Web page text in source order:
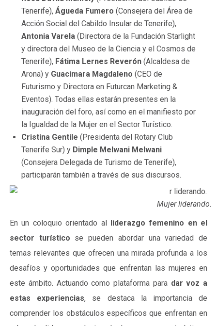
Tenerife), Águeda Fumero (Consejera del Área de
Acción Social del Cabildo Insular de Tenerife),
Antonia Varela (Directora de la Fundación Starlight
y directora del Museo de la Ciencia y el Cosmos de
Tenerife), Fátima Lernes Reverón (Alcaldesa de
Arona) y Guacimara Magdaleno (CEO de
Futurismo y Directora en Futurcan Marketing &
Eventos). Todas ellas estarán presentes en la
inauguración del foro, así como en el manifiesto por
la Igualdad de la Mujer en el Sector Turístico.
Cristina Gentile (Presidenta del Rotary Club
Tenerife Sur) y Dimple Melwani Melwani
(Consejera Delegada de Turismo de Tenerife),
participarán también a través de sus discursos.
Mujer liderando.
En un coloquio orientado al liderazgo femenino en el
sector turístico se pueden abordar una variedad de
temas relevantes que ofrecen una mirada profunda a los
desafíos y oportunidades que enfrentan las mujeres en
este ámbito. Actuando como plataforma para dar voz a
estas experiencias, se destaca la importancia de
comprender los obstáculos específicos que enfrentan en